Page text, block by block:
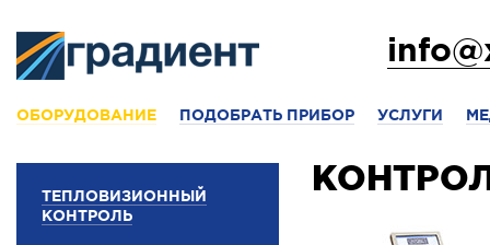
ОБОРУДОВАНИЕ ПОДОБРАТЬ ПРИБОР УСЛУГИ
ТЕПЛОВИЗИОННЫЙ
КОНТРОЛЬ